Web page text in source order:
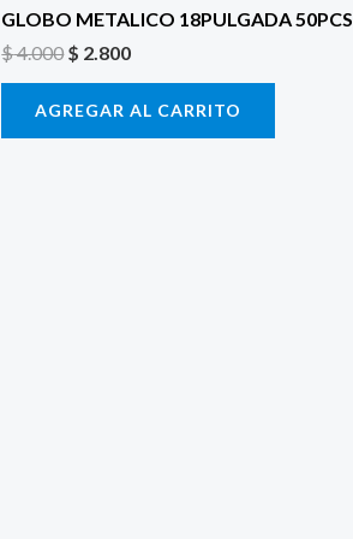
GLOBO METALICO 18PULGADA 50PCS
$4.000$ 2.800
AGREGAR AL CARRITO